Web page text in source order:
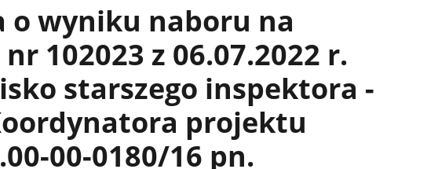
o wyniku naboru na
102023 z 06.07.2022 r.
starszego inspektora -
projektu
00-0180/16 pn.